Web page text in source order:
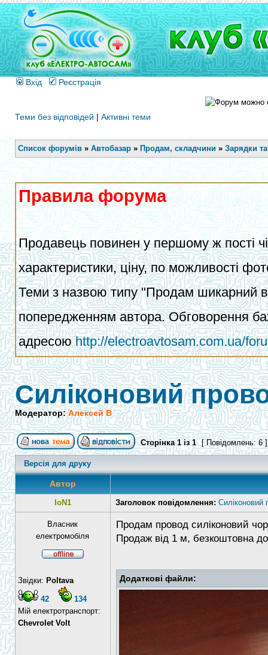
Вхід Реєстрація
Теми без відповідей | Активні теми
Список форумів » Автобазар » Продам, складчини » Зарядки
Правила форума
Продавець повинен у першому ж пості
характеристики, ціну, по можливості
Теми з назвою типу "Продам шикарний
попередженням автора. Обговорення
адресоюhttp://electroavtosam.com.ua/
Силіконовий
Модератор:Алексей В
Сторінка1із1 [ Повідомлень: 6
Версія для друку
Автор
IoN1 Заголовок повідомлення: Силіконовий
Власник
електромобіля
Звідки: Poltava
42
134
Мій електротранспорт:
Chevrolet Volt
Продам провод силіконовий
Продаж від 1 м, безкоштовна
Додаткові файли: